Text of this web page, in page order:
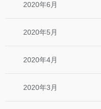
2020年6月
2020年5月
2020年4月
2020年3月